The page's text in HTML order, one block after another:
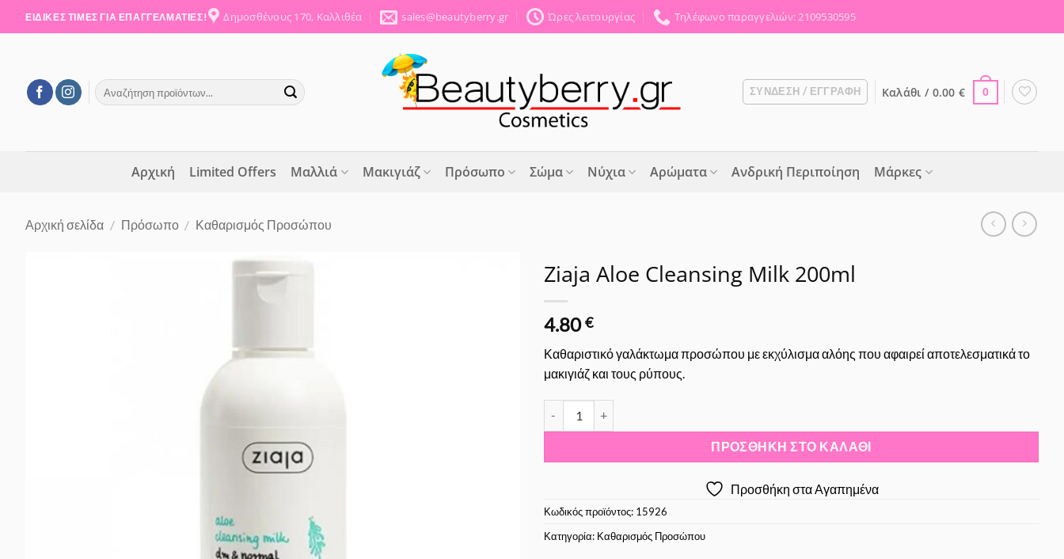
ΕΙΔΙΚΕΣ ΤΙΜΕΣ ΓΙΑ ΕΠΑΓΓΕΛΜΑΤΙΕΣ! Δημοσθένους 170, Καλλιθέα sales@beautyberry.gr Ώρες λειτουργίας Τηλέφωνο παραγγελιών: 2109530595
Αναζήτηση
για:
ΣΎΝΔΕΣΗ / ΕΓΓΡΑΦΉ Καλάθι / 0.00 € 0
Αρχική Limited Offers Μαλλιά Μακιγιάζ Πρόσωπο Σώμα Νύχια Αρώματα Ανδρική Περιποίηση Μάρκες
Αρχική σελίδα / Πρόσωπο / Καθαρισμός Προσώπου
Ziaja Aloe Cleansing Milk 200ml
4.80€
Καθαριστικό γαλάκτωμα προσώπου με εκχύλισμα αλόης που αφαιρεί αποτελεσματικά το
μακιγιάζ και τους ρύπους.
ΠΡΟΣΘΉΚΗ ΣΤΟ ΚΑΛΆΘΙ
Προσθήκη στα Αγαπημένα
Κωδικός προϊόντος: 15926
Κατηγορία: Καθαρισμός Προσώπου